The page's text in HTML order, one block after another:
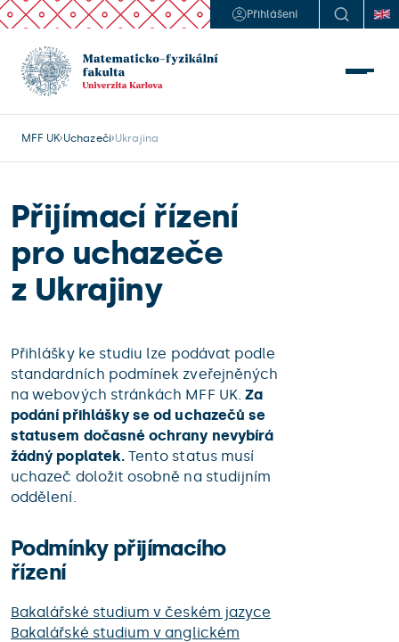
Přihlášení
MFF UK Uchazeči Ukrajina
Přijímací řízení
pro uchazeče
z Ukrajiny
Přihlášky ke studiu lze podávat podle
standardních podmínek zveřejněných
na webových stránkách MFF UK. Za
podání přihlášky se od uchazečů se
statusem dočasné ochrany nevybírá
žádný poplatek.Tento status musí
uchazeč doložit osobně na studijním
oddělení.
Podmínky přijímacího
řízení
Bakalářské studium v českém jazyce
Bakalářské studium v anglickém